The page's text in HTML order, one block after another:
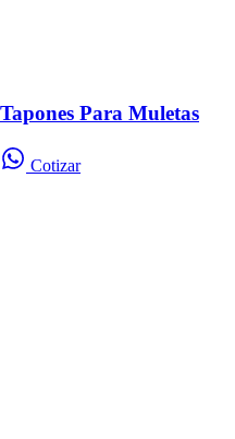
Tapones Para Muletas
Cotizar